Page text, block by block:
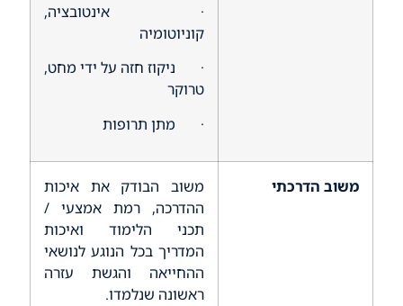
· אינטובציה,
קוניוטומיה
· ניקוז חזה על ידי מחט,
טרוקר
· מתן תרופות
משוב הדרכתי
משוב הבודק את איכות
ההדרכה, רמת אמצעי /
תכני הלימוד ואיכות
המדריך בכל הנוגע לנושאי
ההחייאה והגשת עזרה
ראשונה שנלמדו.